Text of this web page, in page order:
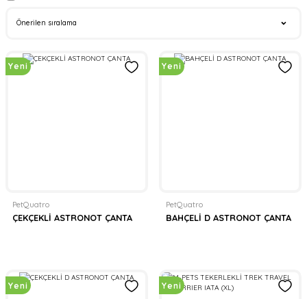
Yeni
PetQuatro
ÇEKÇEKLİ ASTRONOT ÇANTA
Yeni
PetQuatro
BAHÇELİ D ASTRONOT ÇANTA
Yeni Yeni